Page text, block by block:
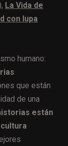
La Vida de
con lupa
humano:
que están
de una
están